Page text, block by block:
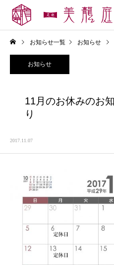
お知らせ一覧 お知らせ
お知らせ
11月のお休みのお
り
2017.11.07